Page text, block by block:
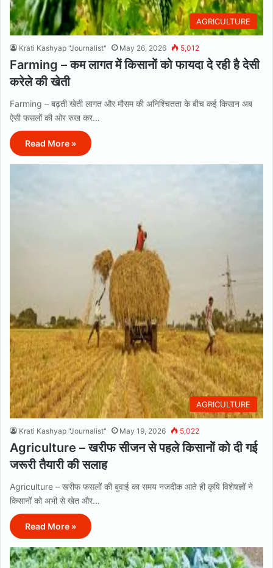
AGRICULTURE
Krati Kashyap "Journalist" May 26, 2026 5,012
Farming – कम लागत में किसानों को फायदा दे रही है देसी
करेले की खेती
Farming – बढ़ती खेती लागत और मौसम की अनिश्चितता के बीच कई किसान अब
ऐसी फसलों की ओर रुख कर…
Read More »
AGRICULTURE
Krati Kashyap "Journalist" May 19, 2026 5,022
Agriculture – खरीफ सीजन से पहले किसानों को दी गई
जरूरी तैयारी की सलाह
Agriculture – खरीफ फसलों की बुवाई का समय नजदीक आते ही कृषि विशेषज्ञों ने
किसानों को अभी से खेत और…
Read More »